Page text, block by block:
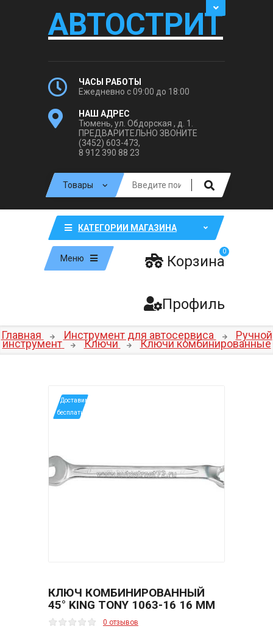
АВТОСТРИТ
ЧАСЫ РАБОТЫ
Ежедневно с 09:00 до 18:00
НАШ АДРЕС
Тюмень, ул. Обдорская , д. 1.
ПРЕДВАРИТЕЛЬНО ЗВОНИТЕ
(3452) 603-473,
8 912 390 88 23
КАТЕГОРИИ МАГАЗИНА
Меню Корзина
0
Профиль
Главная Инструмент для автосервиса Ручной
инструмент Ключи Ключи комбинированные
*Доставим
бесплатно
КЛЮЧ КОМБИНИРОВАННЫЙ
45° KING TONY 1063-16 16 ММ
0 отзывов